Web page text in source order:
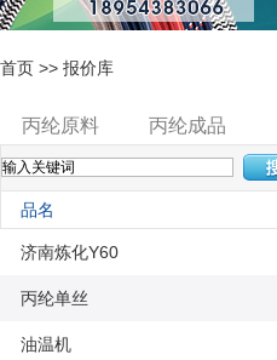
首页 >> 报价库
丙纶原料 丙纶成品
品名
济南炼化Y60
丙纶单丝
油温机